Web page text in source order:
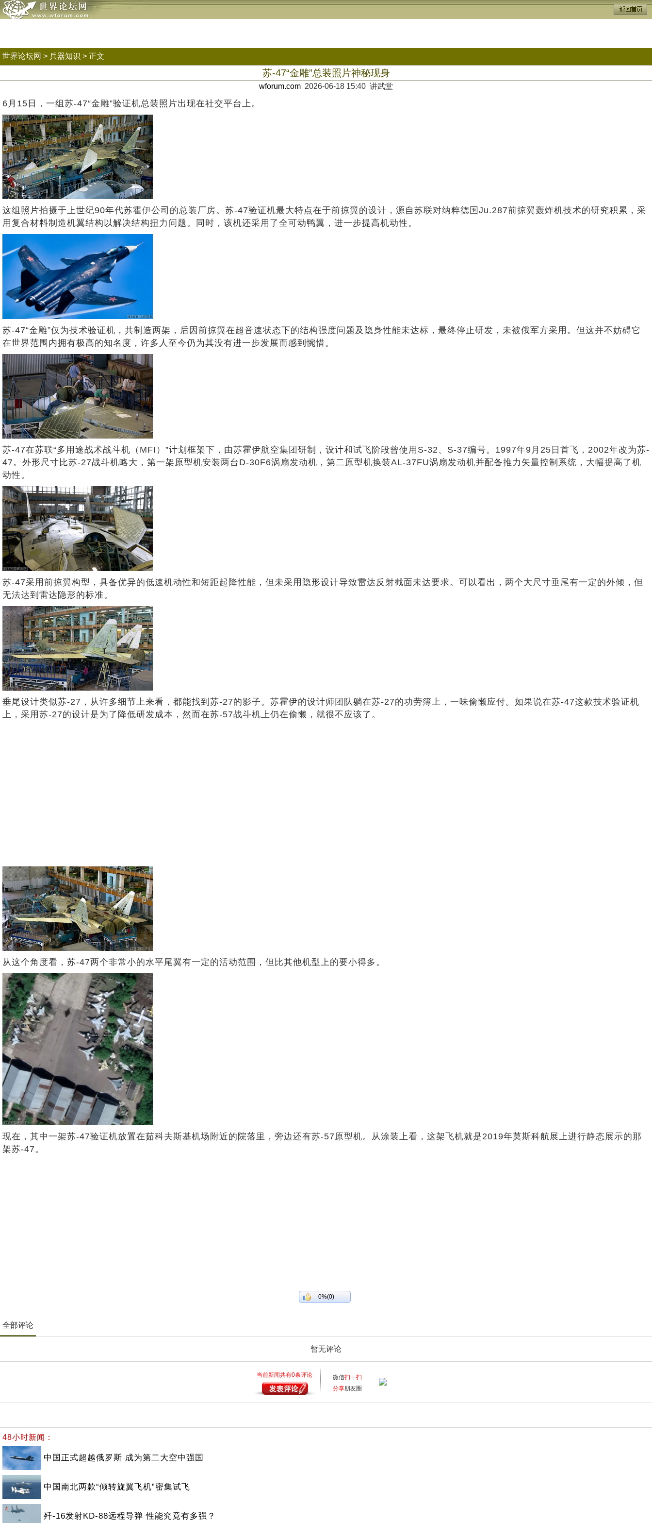
世界论坛网 > 兵器知识 > 正文
苏-47“金雕”总装照片神秘现身
wforum.com 2026-06-18 15:40 讲武堂
6月15日，一组苏-47“金雕”验证机总装照片出现在社交平台上。
这组照片拍摄于上世纪90年代苏霍伊公司的总装厂房。苏-47验证机最大特点在于前掠翼的设计，源自苏联对纳粹德国Ju.287前掠翼轰炸机技术的研究积累，采
用复合材料制造机翼结构以解决结构扭力问题。同时，该机还采用了全可动鸭翼，进一步提高机动性。
苏-47“金雕”仅为技术验证机，共制造两架，后因前掠翼在超音速状态下的结构强度问题及隐身性能未达标，最终停止研发，未被俄军方采用。‌‌但这并不妨碍它
在世界范围内拥有极高的知名度，许多人至今仍为其没有进一步发展而感到惋惜。
苏-47在苏联“多用途战术战斗机（MFI）”计划框架下，由苏霍伊航空集团研制，设计和试飞阶段曾使用S-32、S-37编号。1997年9月25日首飞，2002年改为苏-
47。外形尺寸比苏-27战斗机略大，第一架原型机安装两台D-30F6涡扇发动机，第二原型机换装AL-37FU涡扇发动机并配备推力矢量控制系统，大幅提高了机
动性。
苏-47采用前掠翼构型，具备优异的低速机动性和短距起降性能，但未采用隐形设计导致雷达反射截面未达要求。可以看出，两个大尺寸垂尾有一定的外倾，但
无法达到雷达隐形的标准。
垂尾设计类似苏-27，从许多细节上来看，都能找到苏-27的影子。苏霍伊的设计师团队躺在苏-27的功劳簿上，一味偷懒应付。如果说在苏-47这款技术验证机
上，采用苏-27的设计是为了降低研发成本，然而在苏-57战斗机上仍在偷懒，就很不应该了。
从这个角度看，苏-47两个非常小的水平尾翼有一定的活动范围，但比其他机型上的要小得多。
现在，其中一架苏-47验证机放置在茹科夫斯基机场附近的院落里，旁边还有苏-57原型机。从涂装上看，这架飞机就是2019年莫斯科航展上进行静态展示的那
架苏-47。
0%(0)
全部评论
暂无评论
当前新闻共有0条评论 微信扫一扫
分享朋友圈
48小时新闻：
中国正式超越俄罗斯 成为第二大空中强国
中国南北两款“倾转旋翼飞机”密集试飞
歼-16发射KD-88远程导弹 性能究竟有多强？